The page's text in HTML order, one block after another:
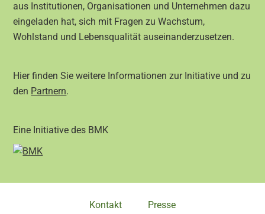
aus Institutionen, Organisationen und Unternehmen dazu
eingeladen hat, sich mit Fragen zu Wachstum,
Wohlstand und Lebensqualität auseinanderzusetzen.
Hier finden Sie weitere Informationen zur Initiative und zu
den Partnern.
Eine Initiative des BMK
Kontakt Presse